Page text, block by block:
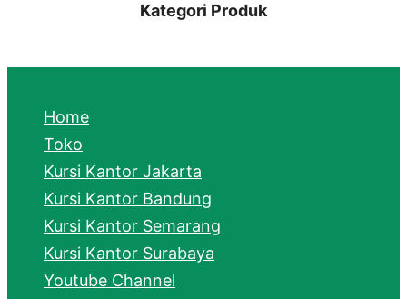
r
h
Kategori Produk
Home
Toko
Kursi Kantor Jakarta
Kursi Kantor Bandung
Kursi Kantor Semarang
Kursi Kantor Surabaya
Youtube Channel